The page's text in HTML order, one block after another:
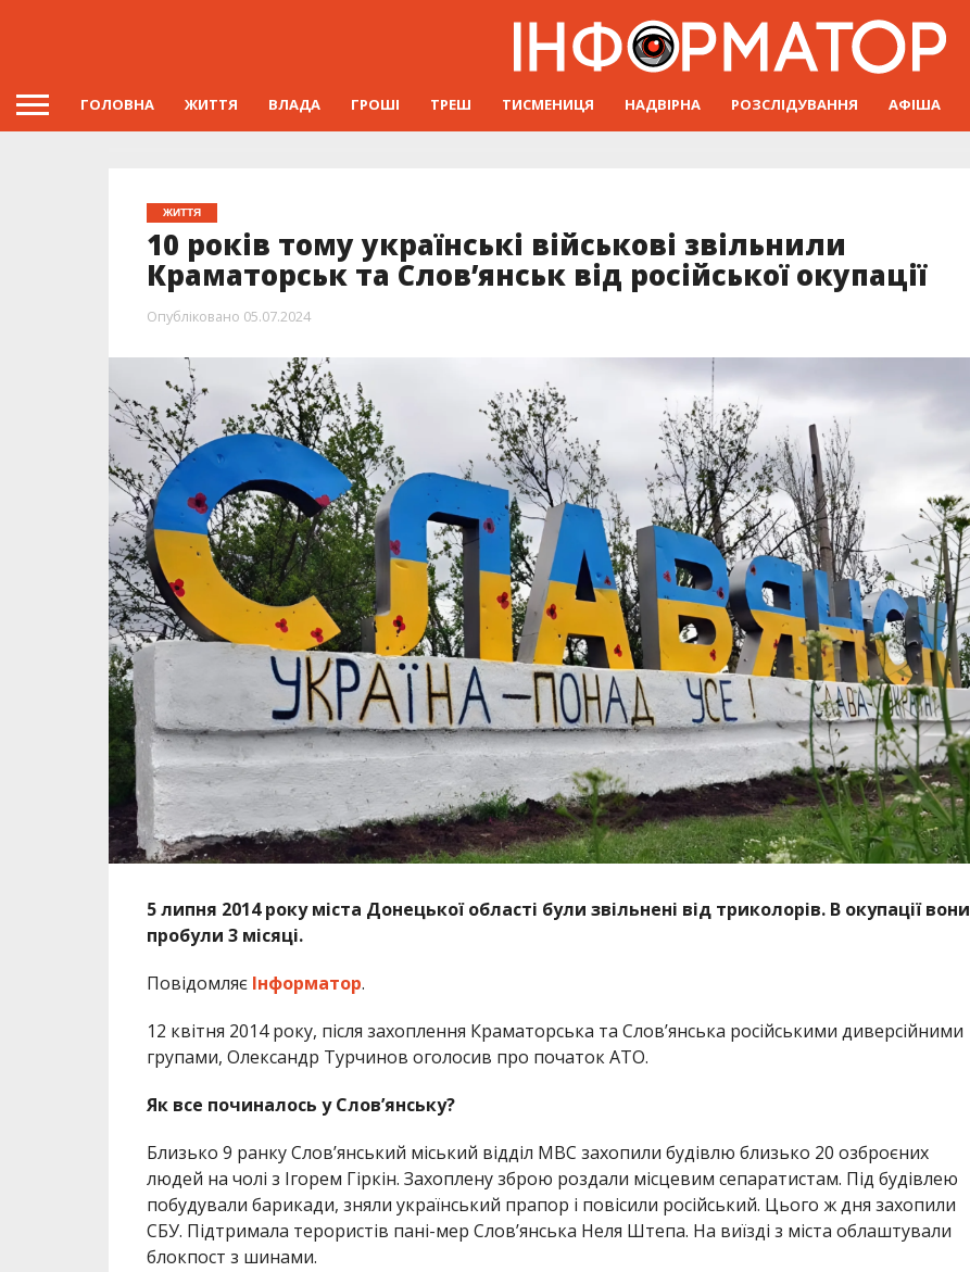
ГОЛОВНА ЖИТТЯ ВЛАДА ГРОШІ ТРЕШ ТИСМЕНИЦЯ НАДВІРНА РОЗСЛІДУВАННЯ АФІША
ЖИТТЯ
10 років тому українські військові звільнили
Краматорськ та Слов’янськ від російської окупації
Опубліковано 05.07.2024
5 липня 2014 року міста Донецької області були звільнені від триколорів. В окупації вони
пробули 3 місяці.
Повідомляє Інформатор.
12 квітня 2014 року, після захоплення Краматорська та Слов’янська російськими диверсійними
групами, Олександр Турчинов оголосив про початок АТО.
Як все починалось у Слов’янську?
Близько 9 ранку Слов’янський міський відділ МВС захопили будівлю близько 20 озброєних
людей на чолі з Ігорем Гіркін. Захоплену зброю роздали місцевим сепаратистам. Під будівлею
побудували барикади, зняли український прапор і повісили російський. Цього ж дня захопили
СБУ. Підтримала терористів пані-мер Слов’янська Неля Штепа. На виїзді з міста облаштували
блокпост з шинами.